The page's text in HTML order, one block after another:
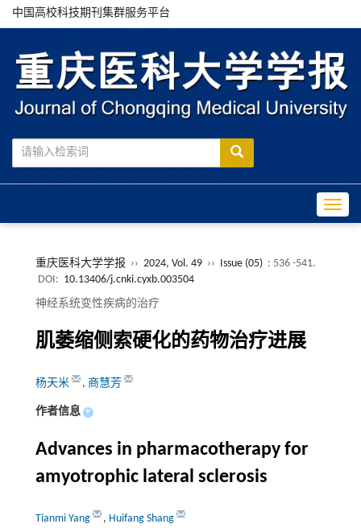
中国高校科技期刊集群服务平台
重庆医科大学学报 ›› 2024, Vol. 49 ›› Issue (05) : 536 -541.
DOI: 10.13406/j.cnki.cyxb.003504
神经系统变性疾病的治疗
肌萎缩侧索硬化的药物治疗进展
杨天米 , 商慧芳
作者信息 +
Advances in pharmacotherapy for
amyotrophic lateral sclerosis
Tianmi Yang , Huifang Shang